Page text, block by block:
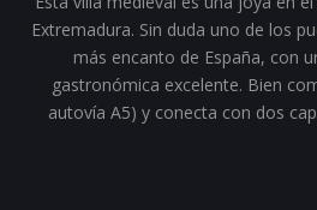
Extremadura. Sin duda uno de los
más encanto de España, con
gastronómica excelente. Bien
autovía A5) y conecta con dos